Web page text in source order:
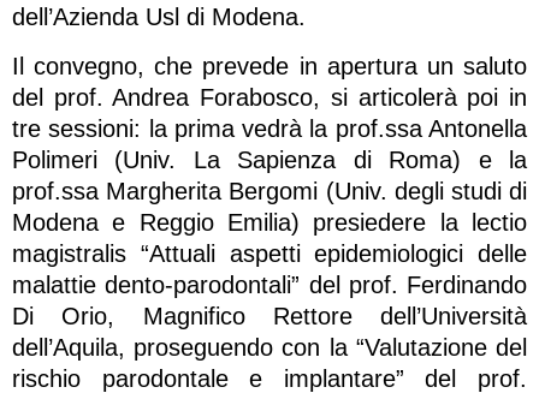
dell’Azienda Usl di Modena.
Il convegno, che prevede in apertura un saluto
del prof. Andrea Forabosco, si articolerà poi in
tre sessioni: la prima vedrà la prof.ssa Antonella
Polimeri (Univ. La Sapienza di Roma) e la
prof.ssa Margherita Bergomi (Univ. degli studi di
Modena e Reggio Emilia) presiedere la lectio
magistralis “Attuali aspetti epidemiologici delle
malattie dento-parodontali” del prof. Ferdinando
Di Orio, Magnifico Rettore dell’Università
dell’Aquila, proseguendo con la “Valutazione del
rischio parodontale e implantare” del prof.